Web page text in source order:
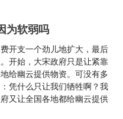
为软弱吗
开支一个劲儿地扩大，最后
开始，大宋政府只是让紧靠
给幽云提供物资。可没有多
凭什么只让我们牺牲啊？我
又让全国各地都给幽云提供